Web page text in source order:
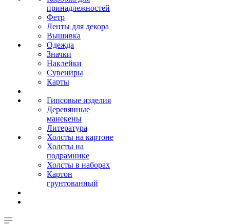
принадлежностей
Фетр
Ленты для декора
Вышивка
Одежда
Значки
Наклейки
Сувениры
Карты
Гипсовые изделия
Деревянные
манекены
Литература
Холсты на картоне
Холсты на
подрамнике
Холсты в наборах
Картон
грунтованный